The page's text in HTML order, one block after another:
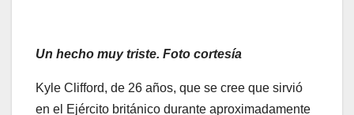
Un hecho muy triste. Foto cortesía
Kyle Clifford, de 26 años, que se cree que sirvió
en el Ejército británico durante aproximadamente